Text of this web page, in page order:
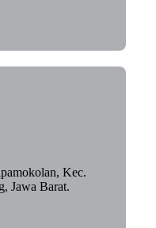
Kec.
Jawa Barat.